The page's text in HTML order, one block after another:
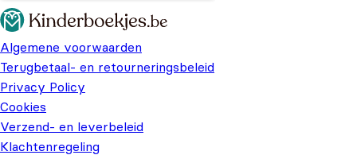
Algemene voorwaarden
Terugbetaal- en retourneringsbeleid
Privacy Policy
Cookies
Verzend- en leverbeleid
Klachtenregeling